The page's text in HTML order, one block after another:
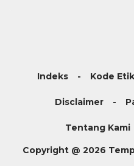
Indeks Kode Etik
Disclaimer
Tentang Kami
Copyright @ 2026